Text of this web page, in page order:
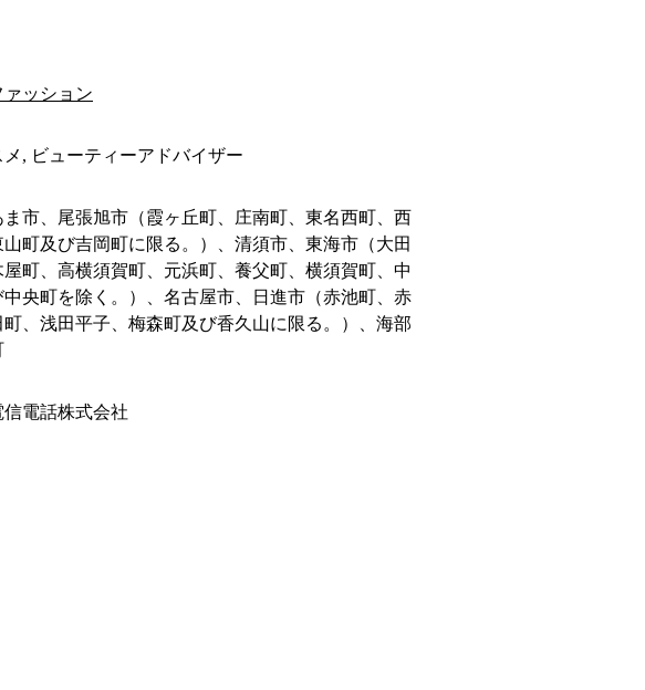
ァッション
メ, ビューティーアドバイザー
ま市、尾張旭市（霞ヶ丘町、庄南町、東名西町、西
山町及び吉岡町に限る。）、清須市、東海市（大田
町、高横須賀町、元浜町、養父町、横須賀町、中
中央町を除く。）、名古屋市、日進市（赤池町、赤
、浅田平子、梅森町及び香久山に限る。）、海部
電話株式会社